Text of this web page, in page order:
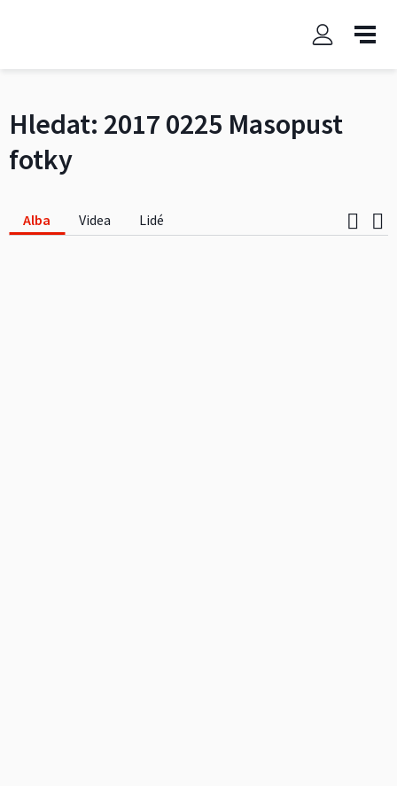
Hledat: 2017 0225 Masopust
fotky
Alba Videa Lidé